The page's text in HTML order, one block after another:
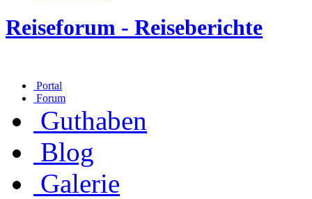
Reiseforum - Reiseberichte
Portal
Forum
Guthaben
Blog
Galerie